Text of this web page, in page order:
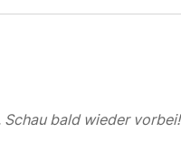
bald wieder vorbei!